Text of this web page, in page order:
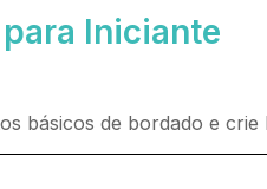
Iniciante
básicos de bordado e